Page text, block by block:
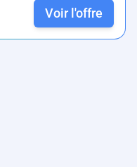
Voir l'offre